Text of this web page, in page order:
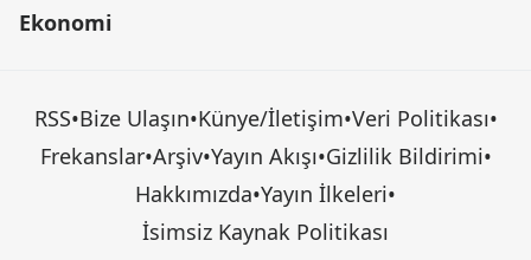
Ekonomi
RSS•Bize Ulaşın•Künye/İletişim•Veri Politikası•
Frekanslar•Arşiv•Yayın Akışı•Gizlilik Bildirimi•
Hakkımızda•Yayın İlkeleri•
İsimsiz Kaynak Politikası